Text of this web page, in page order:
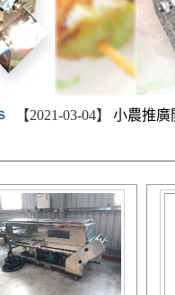
【2021-03-04】 小農推